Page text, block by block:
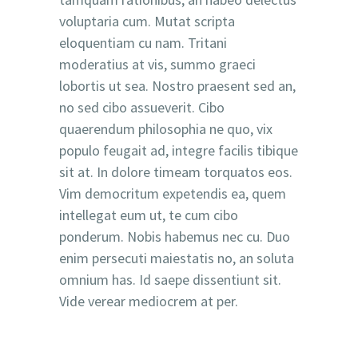
voluptaria cum. Mutat scripta
eloquentiam cu nam. Tritani
moderatius at vis, summo graeci
lobortis ut sea. Nostro praesent sed an,
no sed cibo assueverit. Cibo
quaerendum philosophia ne quo, vix
populo feugait ad, integre facilis tibique
sit at. In dolore timeam torquatos eos.
Vim democritum expetendis ea, quem
intellegat eum ut, te cum cibo
ponderum. Nobis habemus nec cu. Duo
enim persecuti maiestatis no, an soluta
omnium has. Id saepe dissentiunt sit.
Vide verear mediocrem at per.